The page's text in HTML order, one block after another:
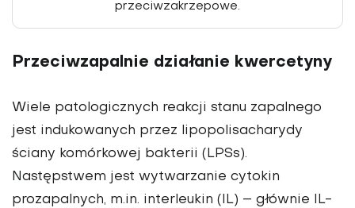
przeciwzakrzepowe.
Przeciwzapalnie działanie kwercetyny
Wiele patologicznych reakcji stanu zapalnego
jest indukowanych przez lipopo­lisacharydy
ściany komórkowej bakterii (LPSs).
Następstwem jest wytwarzanie cytokin
prozapalnych, m.in. interleukin (IL) – głównie IL-